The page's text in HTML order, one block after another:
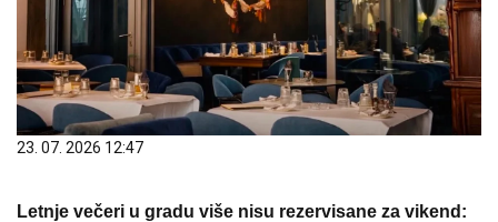
23. 07. 2026 12:47
Letnje večeri u gradu više nisu rezervisane za vikend: